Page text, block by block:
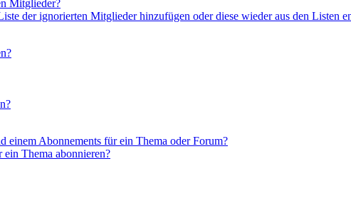
Mitglieder?
der ignorierten Mitglieder hinzufügen oder diese wieder aus den Listen
einem Abonnements für ein Thema oder Forum?
ein Thema abonnieren?